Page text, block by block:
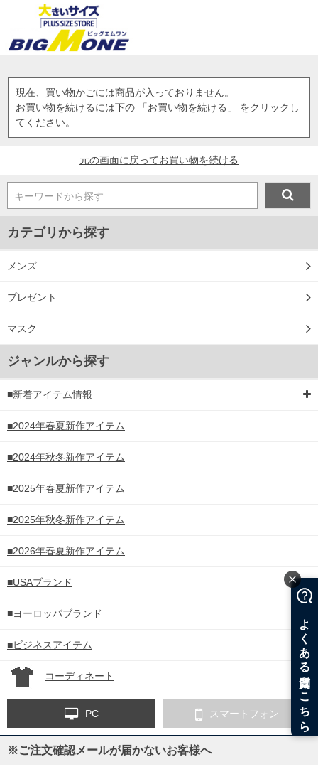
現在、買い物かごには商品が入っておりません。
お買い物を続けるには下の 「お買い物を続ける」 をクリックし
てください。
元の画面に戻ってお買い物を続ける
キーワードから探す
カテゴリから探す
メンズ
プレゼント
マスク
ジャンルから探す
■新着アイテム情報
■2024年春夏新作アイテム
■2024年秋冬新作アイテム
■2025年春夏新作アイテム
■2025年秋冬新作アイテム
■2026年春夏新作アイテム
■USAブランド
■ヨーロッパブランド
■ビジネスアイテム
コーディネート
PC スマートフォン
※ご注文確認メールが届かないお客様へ